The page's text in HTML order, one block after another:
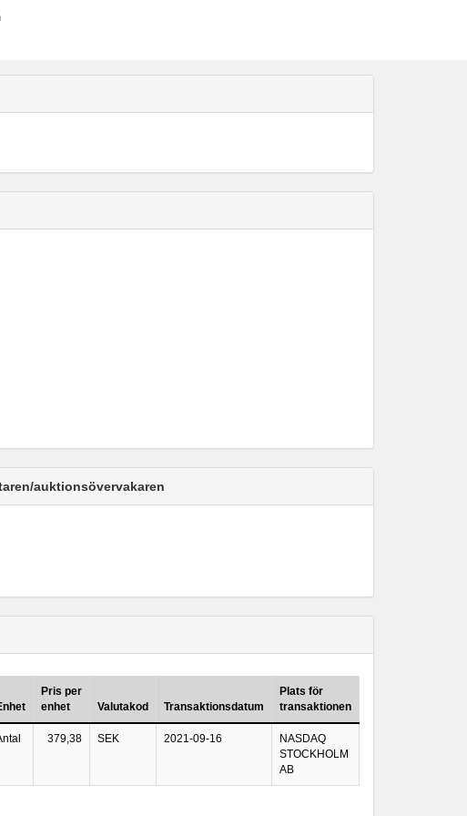
auktionsövervakaren
Pris per
enhet
Valutakod Transaktionsdatum
Plats för
transaktionen
379,38 SEK 2021-09-16
NASDAQ
STOCKHOLM
AB